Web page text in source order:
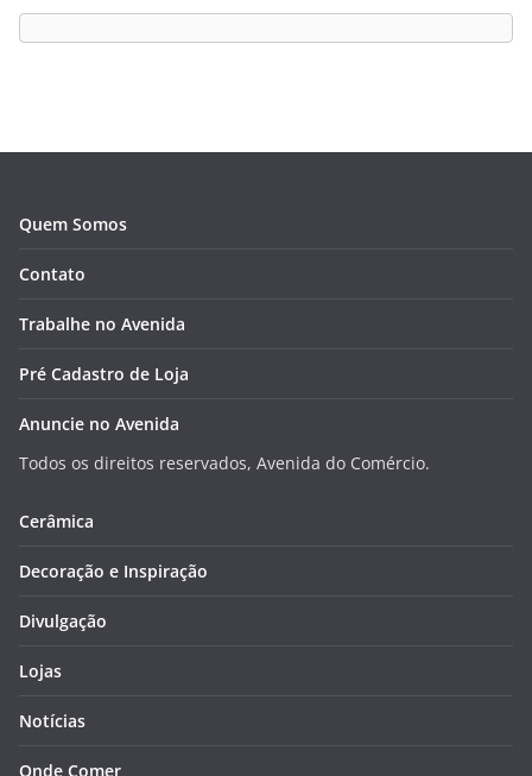
Quem Somos
Contato
Trabalhe no Avenida
Pré Cadastro de Loja
Anuncie no Avenida
Todos os direitos reservados, Avenida do Comércio.
Cerâmica
Decoração e Inspiração
Divulgação
Lojas
Notícias
Onde Comer